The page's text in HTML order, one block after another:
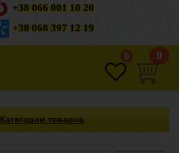
+38 066 001 10 20
+38 068 397 12 19
0 0
Категории товаров